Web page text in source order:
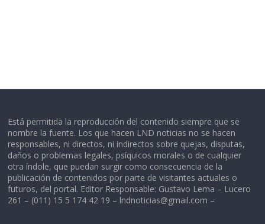
Está permitida la reproducción del contenido siempre que se
nombre la fuente. Los que hacen LND noticias no se hacen
responsables, ni directos, ni indirectos sobre quejas, disputas,
daños o problemas legales, psíquicos morales o de cualquier
otra índole, que puedan surgir como consecuencia de la
publicación de contenidos por parte de visitantes actuales o
futuros, del portal. Editor Responsable: Gustavo Lema – Lucero
261 – (011) 15 5 174 42 19 – lndnoticias@gmail.com –